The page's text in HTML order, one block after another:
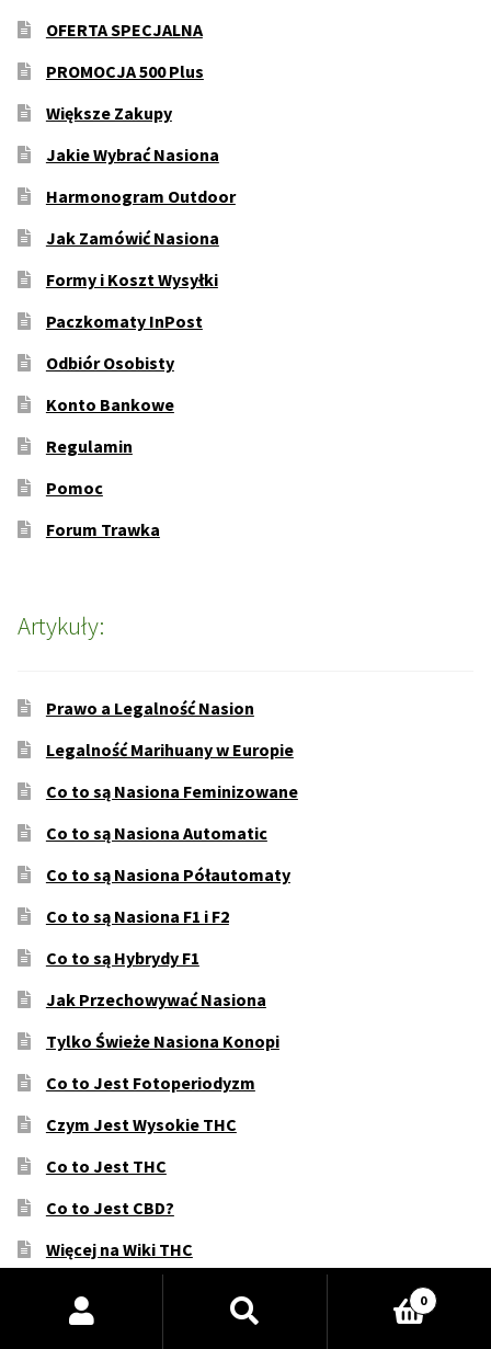
OFERTA SPECJALNA
PROMOCJA 500 Plus
Większe Zakupy
Jakie Wybrać Nasiona
Harmonogram Outdoor
Jak Zamówić Nasiona
Formy i Koszt Wysyłki
Paczkomaty InPost
Odbiór Osobisty
Konto Bankowe
Regulamin
Pomoc
Forum Trawka
Artykuły:
Prawo a Legalność Nasion
Legalność Marihuany w Europie
Co to są Nasiona Feminizowane
Co to są Nasiona Automatic
Co to są Nasiona Półautomaty
Co to są Nasiona F1 i F2
Co to są Hybrydy F1
Jak Przechowywać Nasiona
Tylko Świeże Nasiona Konopi
Co to Jest Fotoperiodyzm
Czym Jest Wysokie THC
Co to Jest THC
Co to Jest CBD?
Więcej na Wiki THC
Lub na Blogu
Wyszukiwarka
produktów
0